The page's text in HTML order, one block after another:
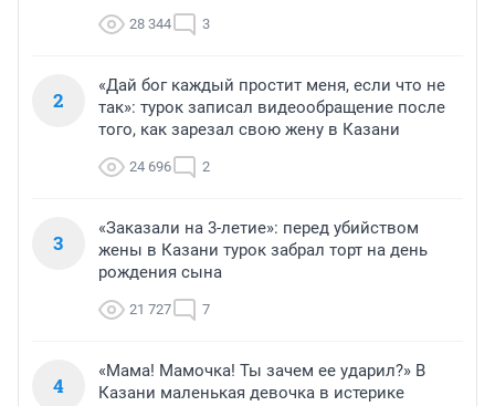
28 344 3
2
«Дай бог каждый простит меня, если что не
так»: турок записал видеообращение после
того, как зарезал свою жену в Казани
24 696 2
3
«Заказали на 3-летие»: перед убийством
жены в Казани турок забрал торт на день
рождения сына
21 727 7
4
«Мама! Мамочка! Ты зачем ее ударил?» В
Казани маленькая девочка в истерике